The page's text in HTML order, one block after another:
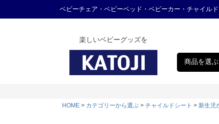
ベビーチェア・ベビーベッド・ベビーカー・チャイル
楽しいベビーグッズを
商品を選ぶ
HOME カテゴリーから選ぶ チャイルドシート 新生児